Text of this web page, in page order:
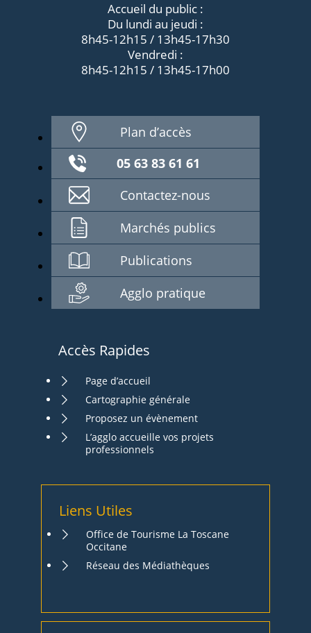
Accueil du public :
Du lundi au jeudi :
8h45-12h15 / 13h45-17h30
Vendredi :
8h45-12h15 / 13h45-17h00
Plan d’accès
05 63 83 61 61
Contactez-nous
Marchés publics
Publications
Agglo pratique
Accès Rapides
Page d’accueil
Cartographie générale
Proposez un évènement
L’agglo accueille vos projets
professionnels
Liens Utiles
Office de Tourisme La Toscane
Occitane
Réseau des Médiathèques